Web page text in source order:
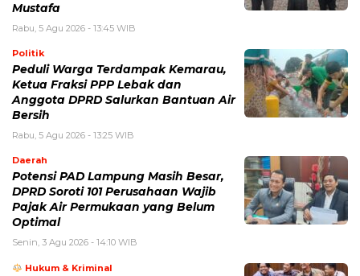
Mustafa
Rabu, 5 Agu 2026 - 13:45 WIB
Politik
Peduli Warga Terdampak Kemarau,
Ketua Fraksi PPP Lebak dan
Anggota DPRD Salurkan Bantuan Air
Bersih
Rabu, 5 Agu 2026 - 13:25 WIB
Daerah
Potensi PAD Lampung Masih Besar,
DPRD Soroti 101 Perusahaan Wajib
Pajak Air Permukaan yang Belum
Optimal
Senin, 3 Agu 2026 - 14:10 WIB
Hukum & Kriminal